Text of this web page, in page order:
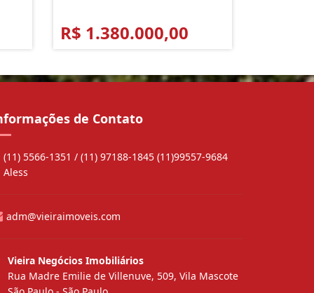
R$ 1.380.000,00
de Contato
(11) 5566-1351 / (11) 97188-1845 (11)99557-9684
Aless
adm@vieiraimoveis.com
Vieira Negócios Imobiliários
Rua Madre Emilie de Villenuve, 509, Vila Mascote